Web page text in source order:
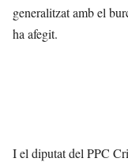
generalitzat amb el
ha afegit.
I el diputat del PPC